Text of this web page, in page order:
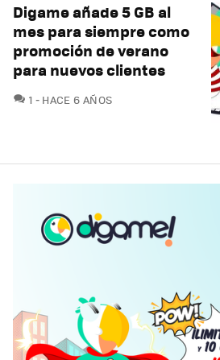
Digame añade 5 GB al
mes para siempre como
promoción de verano
para nuevos clientes
1 COMENTARIOS
HACE 6 AÑOS